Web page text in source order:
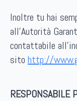
Inoltre tu hai
all’Autorità
contattabile
sito http://
RESPONSABILE